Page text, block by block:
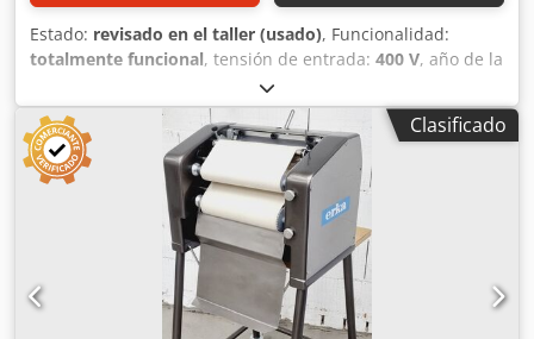
Estado: revisado en el taller (usado), Funcionalidad:
totalmente funcional, tensión de entrada: 400 V, año de la
, Certificado DGUV hasta:
anchura de trabajo:600 mm, ancho de cinta
transportadora:
600 mm, tipo de corriente de entrada:
trifásico
, ancho total:1.650 mm , longitud total:
altura total:
1.950 mm, frecuencia de entrada:
máquina enrolladora de croissants Universum LWT 3/60-
40J ++ Máquina para barras de pretzel ++ Para todo tipo de
barras como Kornspitz y barras saladas, etc. Máquina
enrolladora universal combinada para todo tipo de masas
para enrollar y formar largas piezas. Ancho de trabajo: 600
mm. Tecnología robusta. Fabricación en acero inoxidable.
Clasificado